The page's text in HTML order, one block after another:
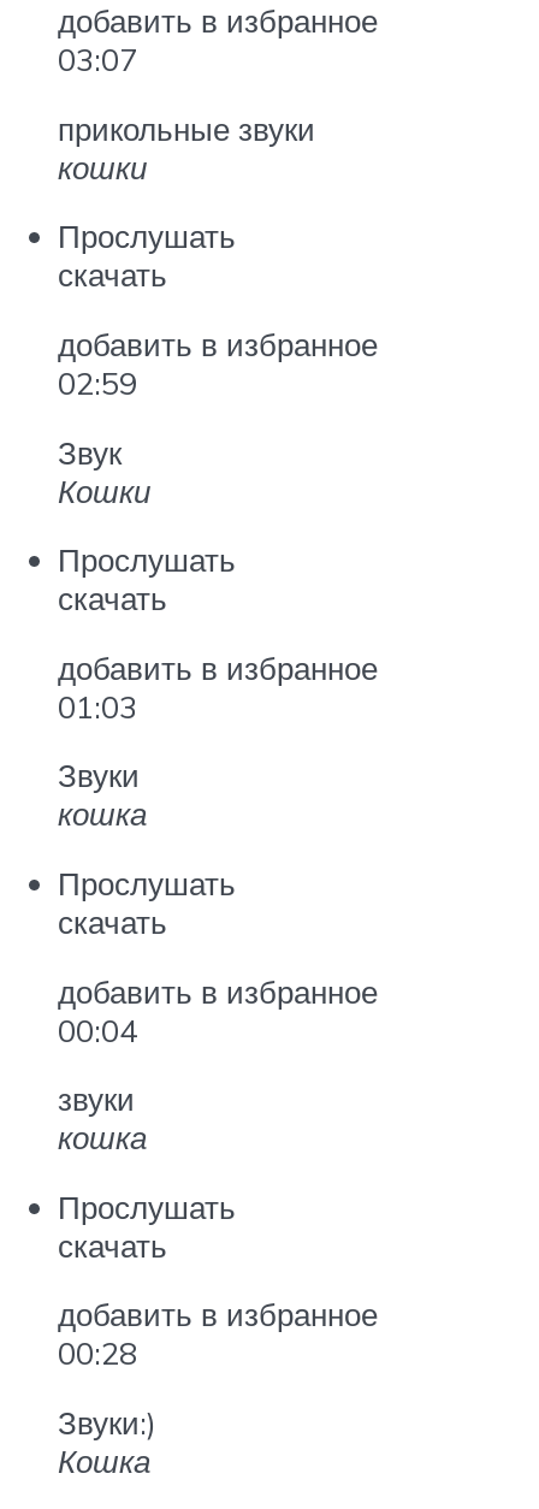
добавить в избранное
03:07
прикольные звуки
кошки
Прослушать
скачать
добавить в избранное
02:59
Звук
Кошки
Прослушать
скачать
добавить в избранное
01:03
Звуки
кошка
Прослушать
скачать
добавить в избранное
00:04
звуки
кошка
Прослушать
скачать
добавить в избранное
00:28
Звуки:)
Кошка